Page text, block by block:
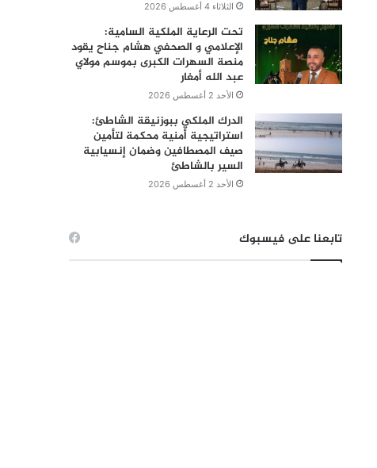
الثلاثاء 4 أغسطس 2026
تحت الرعاية الملكية السامية:
الإعلامي و الصحفي هشام جناح يقود
منصة السهرات الكبرى بموسم مولاي
عبد الله أمغار
الأحد 2 أغسطس 2026
الدرك الملكي ببوزنيقة الشاطئ:
استراتيجية أمنية محكمة لتأمين
صيف المصطافين وضمان إنسيابية
السير بالشاطئ
الأحد 2 أغسطس 2026
تابعنا على فيسبوك